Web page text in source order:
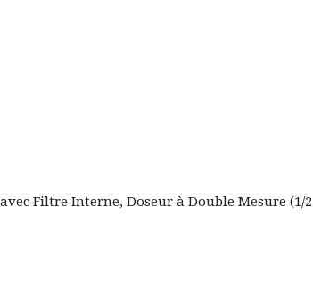
Filtre Interne, Doseur à Double Mesure (1/2